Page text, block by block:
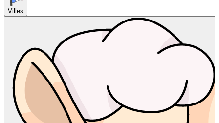
Villes